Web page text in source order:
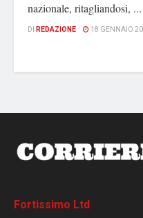
nazionale, ritagliandosi, ...
DI REDAZIONE 18 GENNAIO
Fortissimo Ltd